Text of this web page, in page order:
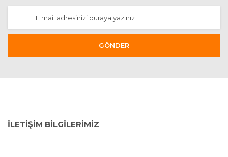
GÖNDER
İLETİŞİM BİLGİLERİMİZ